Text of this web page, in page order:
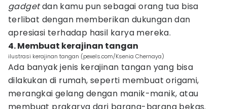
gadgetdan kamu pun sebagai orang tua bisa
terlibat dengan memberikan dukungan dan
apresiasi terhadap hasil karya mereka.
4. Membuat kerajinan tangan
ilustrasi kerajinan tangan (pexels.com/Ksenia Chernaya)
Ada banyak jenis kerajinan tangan yang bisa
dilakukan di rumah, seperti membuat origami,
merangkai gelang dengan manik-manik, atau